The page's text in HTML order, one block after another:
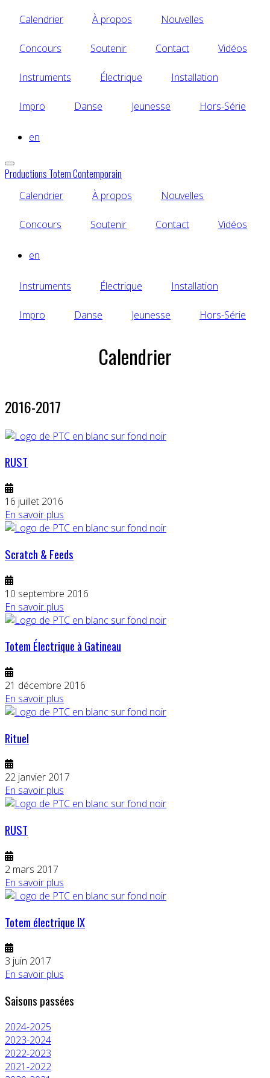
principal
Calendrier À propos Nouvelles
Concours Soutenir Contact Vidéos
Instruments Électrique Installation
Impro Danse Jeunesse Hors-Série
en
Productions Totem Contemporain
Calendrier À propos Nouvelles
Concours Soutenir Contact Vidéos
en
Instruments Électrique Installation
Impro Danse Jeunesse Hors-Série
Calendrier
2016-2017
RUST
16 juillet 2016
En savoir plus
Scratch & Feeds
10 septembre 2016
En savoir plus
Totem Électrique à Gatineau
21 décembre 2016
En savoir plus
Rituel
22 janvier 2017
En savoir plus
RUST
2 mars 2017
En savoir plus
Totem électrique IX
3 juin 2017
En savoir plus
Saisons passées
2024-2025
2023-2024
2022-2023
2021-2022